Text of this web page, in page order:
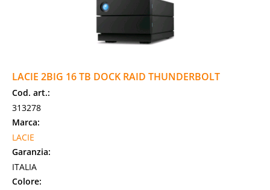
LACIE 2BIG 16 TB DOCK RAID THUNDERBOLT
Cod. art.:
313278
Marca:
LACIE
Garanzia:
ITALIA
Colore: